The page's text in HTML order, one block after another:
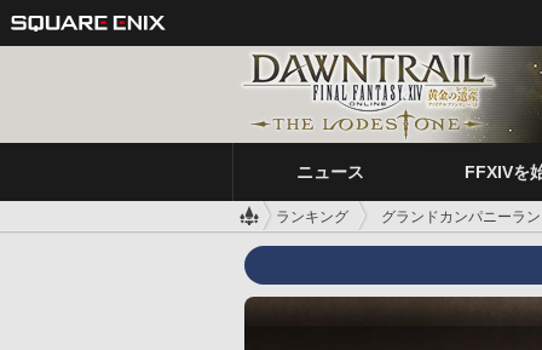
ニュース FFXIVを
ランキング グランドカンパニーラ